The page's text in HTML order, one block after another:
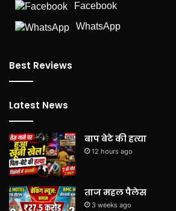
Facebook
WhatsApp
Best Reviews
Latest News
बाप बेटे की हत्या
12 hours ago
ताज महल पैलेस
3 weeks ago